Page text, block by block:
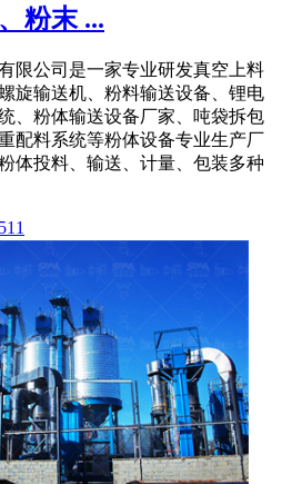
粉末 ...
限公司是一家专业研发真空上料
旋输送机、粉料输送设备、锂电
、粉体输送设备厂家、吨袋拆包
配料系统等粉体设备专业生产厂
体投料、输送、计量、包装多种